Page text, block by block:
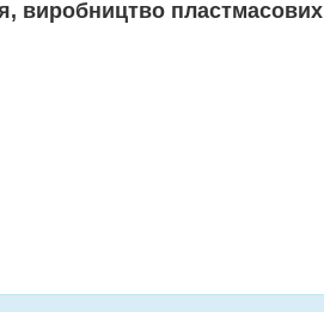
виробництво пластмасових